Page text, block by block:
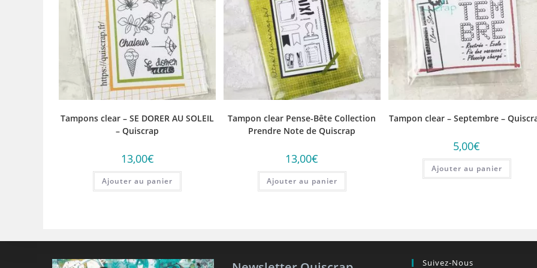
Tampons clear – SE DORER AU SOLEIL
– Quiscrap
13,00€
Ajouter au panier
Tampon clear Pense-Bête Collection
Prendre Note de Quiscrap
13,00€
Ajouter au panier
Tampon clear – Septembre –
5,00€
Ajouter au panier
Suivez-Nous